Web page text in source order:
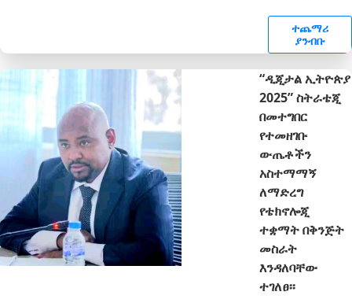
ተጨማሪ
ያንብቡ
“ዲጂታል ኢትዮጵያ
2025” ስትራቴጂ
በመተግበር
የተመዘገቡ
ውጤቶችን
አስተማማኝ
ለማድረግ
የቴክኖሎጂ
ተቋማት በቅንጅት
መስራት
እንዳለባቸው
ተገለፀ፡፡